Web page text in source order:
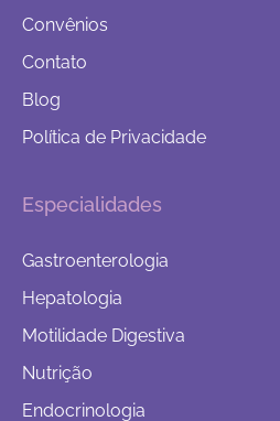
Convênios
Contato
Blog
Política de Privacidade
Especialidades
Gastroenterologia
Hepatologia
Motilidade Digestiva
Nutrição
Endocrinologia